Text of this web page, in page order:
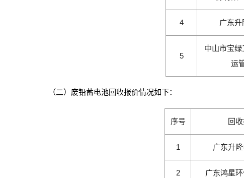
4 广东升
5
中山市宝
运
（二）废铅蓄电池回收报价情况如下：
序号 回
1 广东升
2 广东鸿星